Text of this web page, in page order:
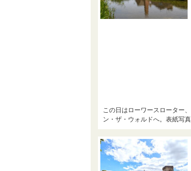
この日はローワースローター
ン・ザ・ウォルドへ。表紙写